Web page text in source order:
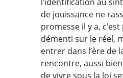
de jouissance ne
promesse il y a,
démenti sur le réel,
entrer dans l’ère de
rencontre, aussi
de vivre sous la loi